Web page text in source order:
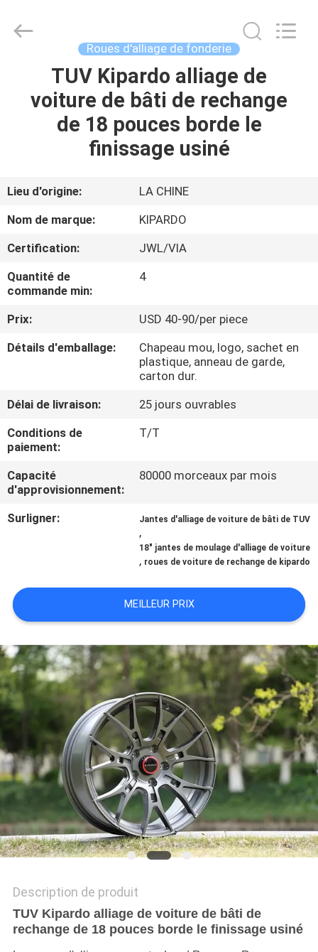
MAISON
PRODUITS
SUJET
DE
NOUS
VISITE
D'USINE
CONTRÔLE
QUALITÉ
CONTACTEZ-
NOUS
DEMANDEZ
PLAN
SITE
PRIVACY
POLICY
Industry
Co.,Ltd.
Roues d'alliage de fonderie
TUV Kipardo alliage de
voiture de bâti de rechange
de 18 pouces borde le
finissage usiné
Lieu d'origine:
LA CHINE
Nom de marque:
KIPARDO
Certification:
JWL/VIA
Quantité de
commande min:
4
Prix:
USD 40-90/per piece
Détails d'emballage:
Chapeau mou, logo, sachet en
plastique, anneau de garde,
carton dur.
Délai de livraison:
25 jours ouvrables
Conditions de
paiement:
T/T
Capacité
d'approvisionnement:
80000 morceaux par mois
Surligner: Jantes d'alliage de voiture de bâti de TUV
,
18" jantes de moulage d'alliage de voiture
, roues de voiture de rechange de kipardo
MEILLEUR PRIX
Description de produit
TUV Kipardo alliage de voiture de bâti de
rechange de 18 pouces borde le finissage usiné